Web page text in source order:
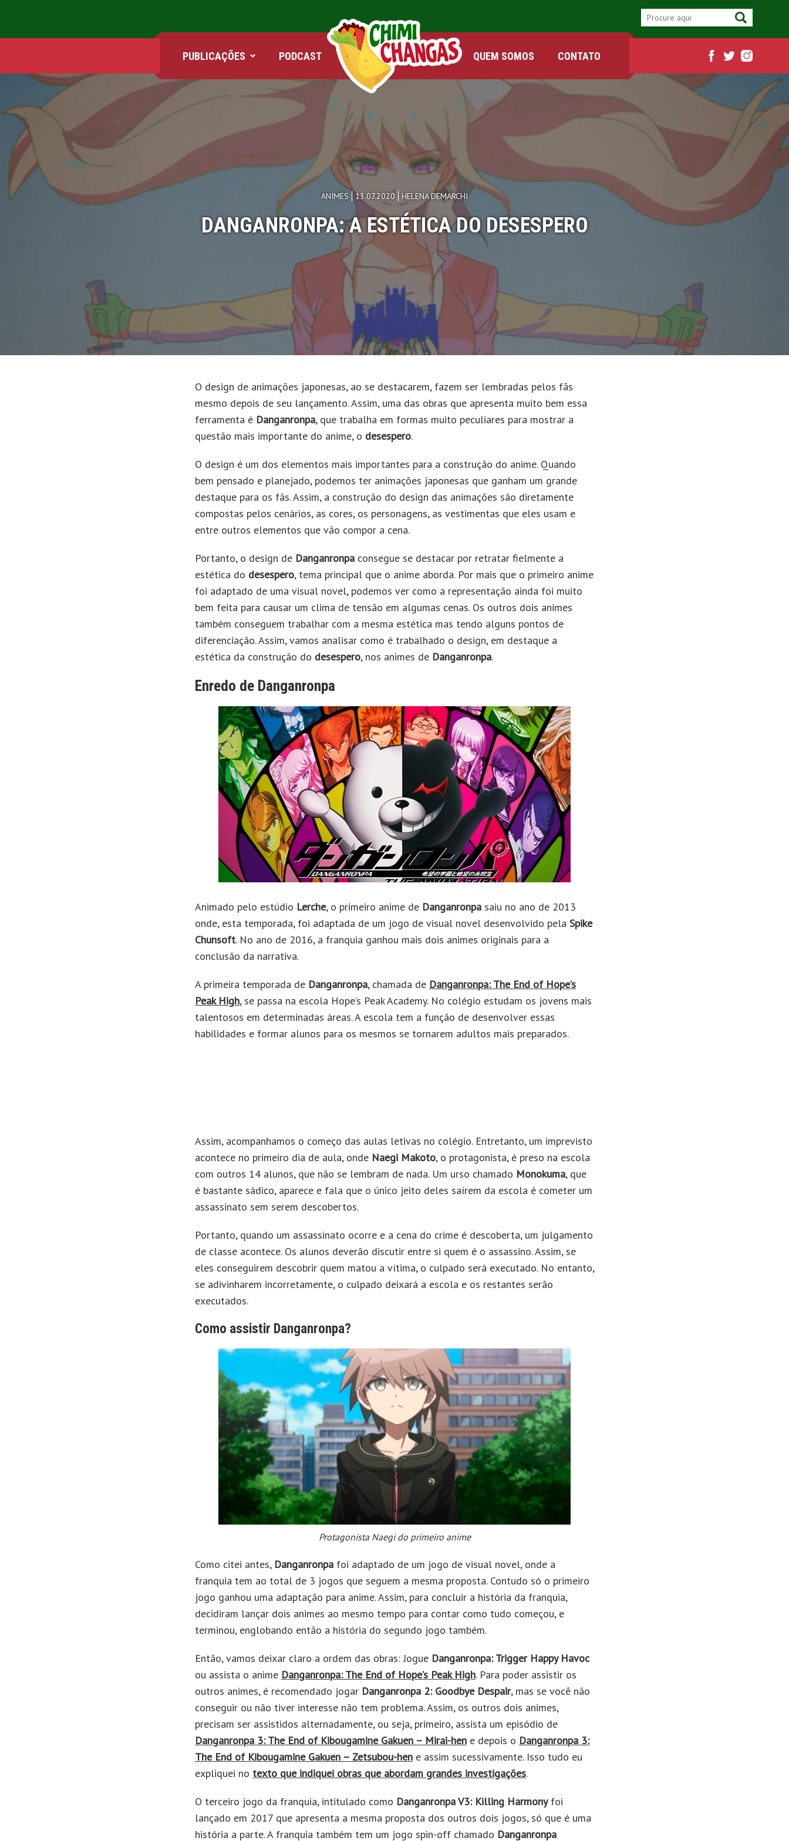
PUBLICAÇÕES
GAMES
NACIONAIS
PODCAST QUEM SOMOS CONTATO
ANIMES 13.07.2020 HELENA DEMARCHI
DANGANRONPA: A ESTÉTICA DO DESESPERO
O design de animações japonesas, ao se destacarem, fazem ser lembradas pelos fãs
mesmo depois de seu lançamento. Assim, uma das obras que apresenta muito bem essa
ferramenta é Danganronpa, que trabalha em formas muito peculiares para mostrar a
questão mais importante do anime, o desespero.
O design é um dos elementos mais importantes para a construção do anime. Quando
bem pensado e planejado, podemos ter animações japonesas que ganham um grande
destaque para os fãs. Assim, a construção do design das animações são diretamente
compostas pelos cenários, as cores, os personagens, as vestimentas que eles usam e
entre outros elementos que vão compor a cena.
Portanto, o design de Danganronpa consegue se destacar por retratar fielmente a
estética do desespero, tema principal que o anime aborda. Por mais que o primeiro anime
foi adaptado de uma visual novel, podemos ver como a representação ainda foi muito
bem feita para causar um clima de tensão em algumas cenas. Os outros dois animes
também conseguem trabalhar com a mesma estética mas tendo alguns pontos de
diferenciação. Assim, vamos analisar como é trabalhado o design, em destaque a
estética da construção do desespero, nos animes de Danganronpa.
Enredo de Danganronpa
Animado pelo estúdio Lerche, o primeiro anime de Danganronpa saiu no ano de 2013
onde, esta temporada, foi adaptada de um jogo de visual novel desenvolvido pela Spike
Chunsoft. No ano de 2016, a franquia ganhou mais dois animes originais para a
conclusão da narrativa.
A primeira temporada de Danganronpa, chamada de Danganronpa: The End of Hope’s
Peak High, se passa na escola Hope’s Peak Academy. No colégio estudam os jovens mais
talentosos em determinadas áreas. A escola tem a função de desenvolver essas
habilidades e formar alunos para os mesmos se tornarem adultos mais preparados.
Assim, acompanhamos o começo das aulas letivas no colégio. Entretanto, um imprevisto
acontece no primeiro dia de aula, onde Naegi Makoto, o protagonista, é preso na escola
com outros 14 alunos, que não se lembram de nada. Um urso chamado Monokuma, que
é bastante sádico, aparece e fala que o único jeito deles saírem da escola é cometer um
assassinato sem serem descobertos.
Portanto, quando um assassinato ocorre e a cena do crime é descoberta, um julgamento
de classe acontece. Os alunos deverão discutir entre si quem é o assassino. Assim, se
eles conseguirem descobrir quem matou a vítima, o culpado será executado. No entanto,
se adivinharem incorretamente, o culpado deixará a escola e os restantes serão
executados.
Como assistir Danganronpa?
Protagonista Naegi do primeiro anime
Como citei antes, Danganronpa foi adaptado de um jogo de visual novel, onde a
franquia tem ao total de 3 jogos que seguem a mesma proposta. Contudo só o primeiro
jogo ganhou uma adaptação para anime. Assim, para concluir a história da franquia,
decidiram lançar dois animes ao mesmo tempo para contar como tudo começou, e
terminou, englobando então a história do segundo jogo também.
Então, vamos deixar claro a ordem das obras: Jogue Danganronpa: Trigger Happy Havoc
ou assista o anime Danganronpa: The End of Hope’s Peak High. Para poder assistir os
outros animes, é recomendado jogar Danganronpa 2: Goodbye Despair, mas se você não
conseguir ou não tiver interesse não tem problema. Assim, os outros dois animes,
precisam ser assistidos alternadamente, ou seja, primeiro, assista um episódio de
Danganronpa 3: The End of Kibougamine Gakuen – Mirai-hen e depois o Danganronpa 3:
The End of Kibougamine Gakuen – Zetsubou-hen e assim sucessivamente. Isso tudo eu
expliquei no texto que indiquei obras que abordam grandes investigações.
O terceiro jogo da franquia, intitulado como Danganronpa V3: Killing Harmonyfoi
lançado em 2017 que apresenta a mesma proposta dos outros dois jogos, só que é uma
história a parte. A franquia também tem um jogo spin-off chamado Danganronpa